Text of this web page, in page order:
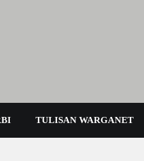
TULISAN WARGANET